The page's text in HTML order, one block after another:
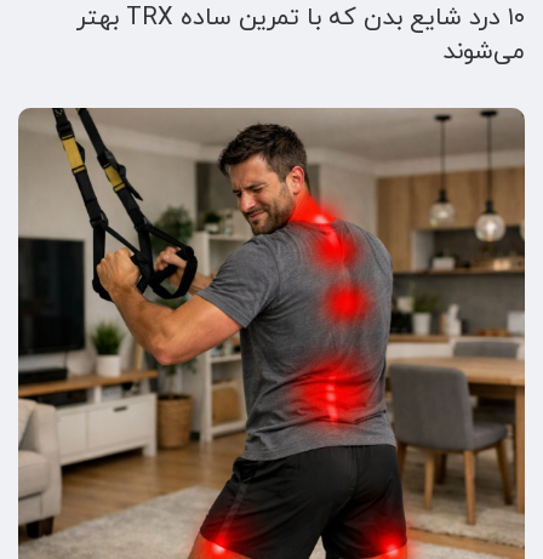
۱۰ درد شایع بدن که با تمرین ساده TRX بهتر
می‌شوند